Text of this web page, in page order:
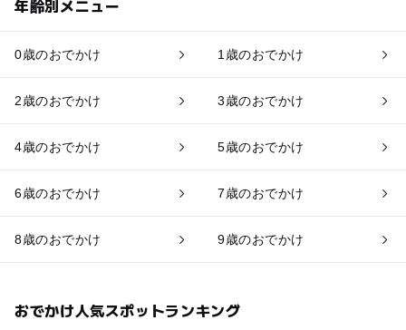
年齢別メニュー
0歳のおでかけ 1歳のおでかけ
2歳のおでかけ 3歳のおでかけ
4歳のおでかけ 5歳のおでかけ
6歳のおでかけ 7歳のおでかけ
8歳のおでかけ 9歳のおでかけ
おでかけ人気スポットランキング